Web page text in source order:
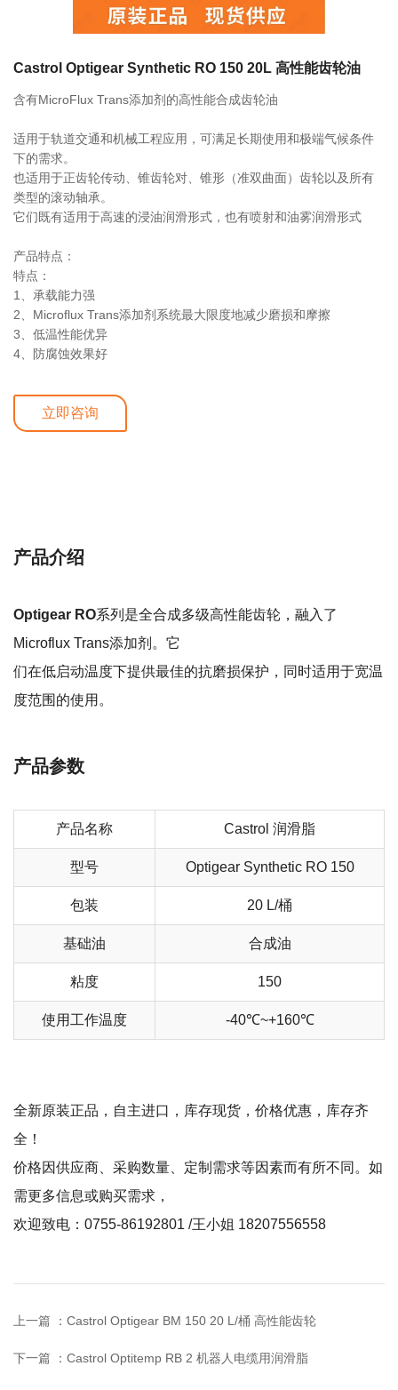
q1508@126.COM
深圳市南山区前海路振业国际商务中心21楼2102
脂
Castrol Optigear Synthetic RO 150 20L 高性能齿轮油
含有MicroFlux Trans添加剂的高性能合成齿轮油
适用于轨道交通和机械工程应用，可满足长期使用和极端气候条件
下的需求。
也适用于正齿轮传动、锥齿轮对、锥形（准双曲面）齿轮以及所有
类型的滚动轴承。
它们既有适用于高速的浸油润滑形式，也有喷射和油雾润滑形式
产品特点：
特点：
1、承载能力强
2、Microflux Trans添加剂系统最大限度地减少磨损和摩擦
3、低温性能优异
4、防腐蚀效果好
立即咨询
产品介绍
Optigear RO系列是全合成多级高性能齿轮，融入了
Microflux Trans添加剂。它
们在低启动温度下提供最佳的抗磨损保护，同时适用于宽温
度范围的使用。
产品参数
产品名称 Castrol 润滑脂
型号 Optigear Synthetic RO 150
包装 20 L/桶
基础油 合成油
粘度 150
使用工作温度 -40℃~+160℃
全新原装正品，自主进口，库存现货，价格优惠，库存齐
全！
价格因供应商、采购数量、定制需求等因素而有所不同。如
需更多信息或购买需求，
欢迎致电：0755-86192801 /王小姐 18207556558
上一篇 ： Castrol Optigear BM 150 20 L/桶 高性能齿轮
下一篇 ： Castrol Optitemp RB 2 机器人电缆用润滑脂